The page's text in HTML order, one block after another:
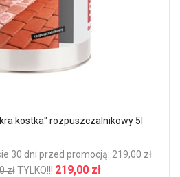
kostka" rozpuszczalnikowy 5l
30 dni przed promocją: 219,00 zł
zł TYLKO!!! 219,00 zł